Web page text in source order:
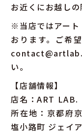
お近くにお越しの
※当店ではアート
おります。ご希
い。
【店舗情報】
店名：ART LAB.
所在地：京都府
塩小路町 ジェイ